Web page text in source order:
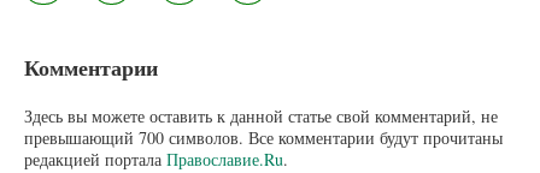
Комментарии
Здесь вы можете оставить к данной статье свой комментарий, не
превышающий 700 символов. Все комментарии будут прочитаны
редакцией портала Православие.Ru.